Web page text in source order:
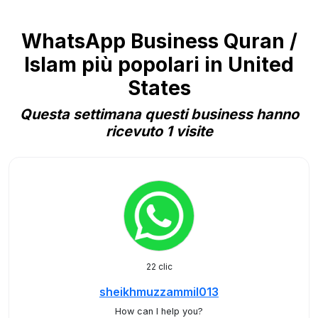
WhatsApp Business Quran /
Islam più popolari in United
States
Questa settimana questi business hanno
ricevuto 1 visite
22 clic
sheikhmuzzammil013
How can I help you?